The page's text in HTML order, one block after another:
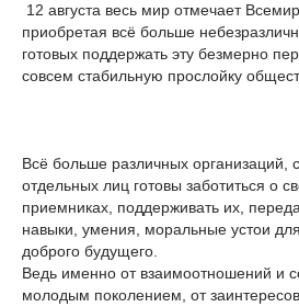
12 августа весь мир отмечает
приобретая всё больше
готовых поддержать эту безмерно
совсем стабильную прослойку
Всё больше различных организаций,
отдельных лиц готовы заботиться о
приемниках, поддерживать их,
навыки, умения, моральные устои
доброго будущего.
Ведь именно от взаимоотношений и
молодым поколением, от